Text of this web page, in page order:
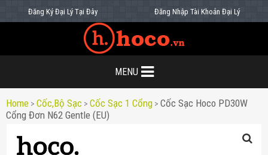
Đăng Ký Đại Lý Tại Đây Đăng Nhập Tài Khoản Đại Lý
MENU
Home > Cốc,bộ Sạc > Cốc Sạc 1 Cổng > Cốc Sạc Hoco PD30W
Cổng Đơn N62 Gentle (EU)